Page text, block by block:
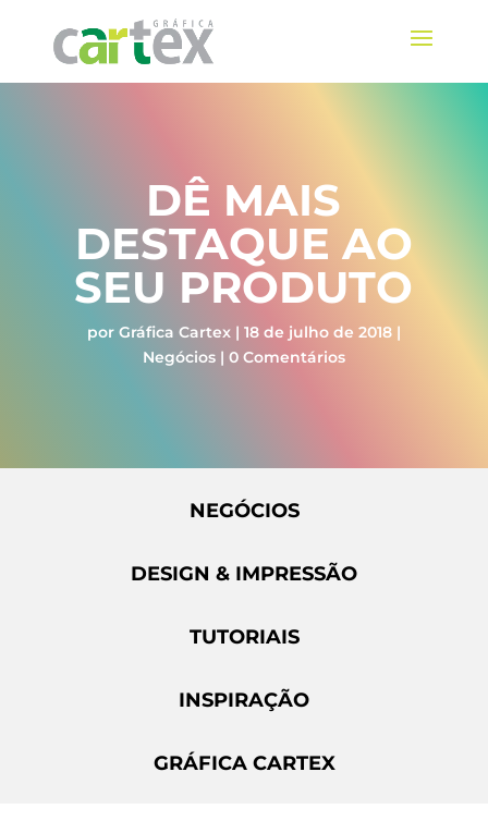
DÊ MAIS
DESTAQUE AO
SEU PRODUTO
por Gráfica Cartex| 18 de julho de 2018|
Negócios| 0 Comentários
NEGÓCIOS
DESIGN & IMPRESSÃO
TUTORIAIS
INSPIRAÇÃO
GRÁFICA CARTEX